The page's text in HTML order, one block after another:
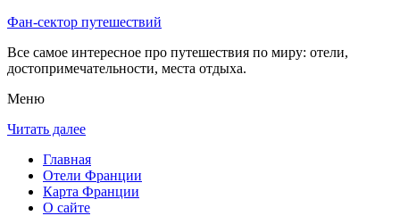
Фан-сектор путешествий
Все самое интересное про путешествия по миру: отели,
достопримечательности, места отдыха.
Меню
Читать далее
Главная
Отели Франции
Карта Франции
О сайте